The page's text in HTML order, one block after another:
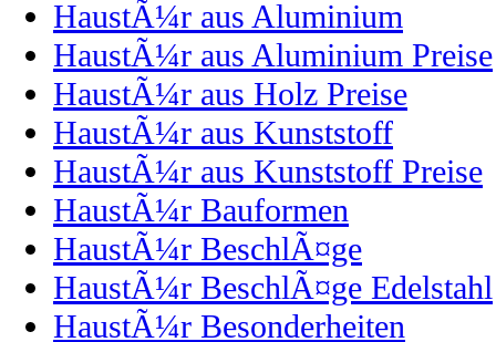
HaustÃ¼r aus Aluminium
HaustÃ¼r aus Aluminium Preise
HaustÃ¼r aus Holz Preise
HaustÃ¼r aus Kunststoff
HaustÃ¼r aus Kunststoff Preise
HaustÃ¼r Bauformen
HaustÃ¼r BeschlÃ¤ge
HaustÃ¼r BeschlÃ¤ge Edelstahl
HaustÃ¼r Besonderheiten